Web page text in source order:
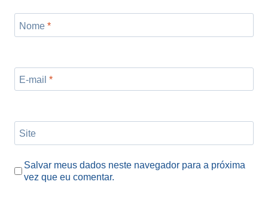
Nome *
E-mail *
Site
Salvar meus dados neste navegador para a próxima
vez que eu comentar.